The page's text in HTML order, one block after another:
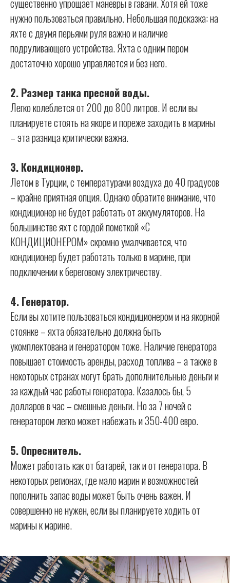
существенно упрощает маневры в гавани. Хотя ей тоже
нужно пользоваться правильно. Небольшая подсказка: на
яхте с двумя перьями руля важно и наличие
подруливающего устройства. Яхта с одним пером
достаточно хорошо управляется и без него.
2. Размер танка пресной воды.
Легко колеблется от 200 до 800 литров. И если вы
планируете стоять на якоре и пореже заходить в марины
– эта разница критически важна.
3. Кондиционер.
Летом в Турции, с температурами воздуха до 40 градусов
– крайне приятная опция. Однако обратите внимание, что
кондиционер не будет работать от аккумуляторов. На
большинстве яхт с гордой пометкой «С
КОНДИЦИОНЕРОМ» скромно умалчивается, что
кондиционер будет работать только в марине, при
подключении к береговому электричеству.
4. Генератор.
Если вы хотите пользоваться кондиционером и на якорной
стоянке – яхта обязательно должна быть
укомплектована и генератором тоже. Наличие генератора
повышает стоимость аренды, расход топлива – а также в
некоторых странах могут брать дополнительные деньги и
за каждый час работы генератора. Казалось бы, 5
долларов в час – смешные деньги. Но за 7 ночей с
генератором легко может набежать и 350-400 евро.
5. Опреснитель.
Может работать как от батарей, так и от генератора. В
некоторых регионах, где мало марин и возможностей
пополнить запас воды может быть очень важен. И
совершенно не нужен, если вы планируете ходить от
марины к марине.